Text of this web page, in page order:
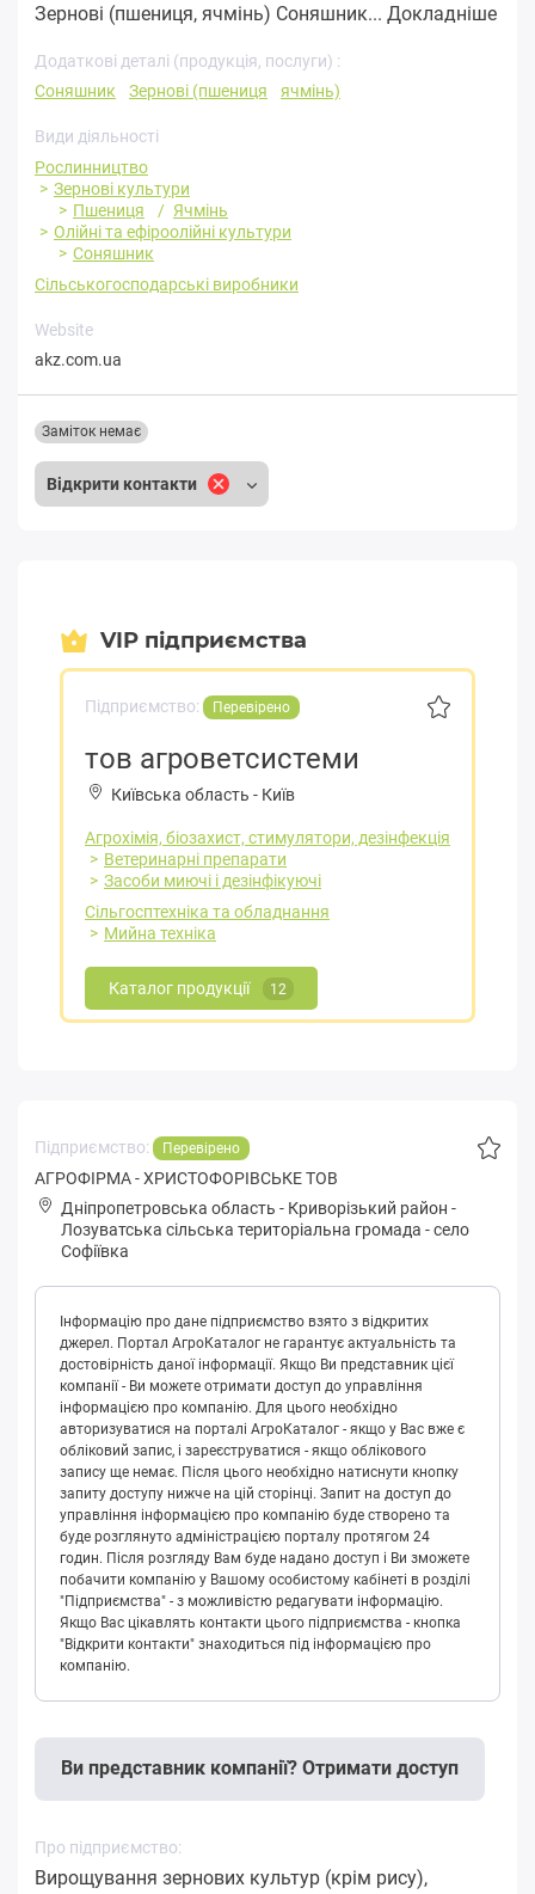
Зернові (пшениця, ячмінь) Соняшник... Докладніше
Додаткові деталі (продукція, послуги) :
Соняшник
Зернові (пшениця ячмінь)
Види діяльності
Рослинництво
Зернові культури
Пшениця
Ячмінь
Олійні та ефіроолійні культури
Соняшник
Сільськогосподарські виробники
Website
akz.com.ua
Відкрити контакти
Заміток немає
VIP підприємства
Підприємство: Перевірено
тов агроветсистеми
Київська область - Київ
Агрохімія, біозахист, стимулятори, дезінфекція
Ветеринарні препарати
Засоби миючі і дезінфікуючі
Сільгосптехніка та обладнання
Мийна техніка
Каталог продукції 12
Підприємство: Перевірено
АГРОФІРМА - ХРИСТОФОРІВСЬКЕ ТОВ
Дніпропетровська область - Криворізький район -
Лoзувaтськa сільська територіальна громада -село
Софіївка
Інформацію про дане підприємство взято з відкритих
джерел. Портал АгроКаталог не гарантує актуальність та
достовірність даної інформації. Якщо Ви представник цієї
компанії - Ви можете отримати доступ до управління
інформацією про компанію. Для цього необхідно
авторизуватися на порталі АгроКаталог - якщо у Вас вже є
обліковий запис, і зареєструватися - якщо облікового
запису ще немає. Після цього необхідно натиснути кнопку
запиту доступу нижче на цій сторінці. Запит на доступ до
управління інформацією про компанію буде створено та
буде розглянуто адміністрацією порталу протягом 24
годин. Після розгляду Вам буде надано доступ і Ви зможете
побачити компанію у Вашому особистому кабінеті в розділі
"Підприємства" - з можливістю редагувати інформацію.
Якщо Вас цікавлять контакти цього підприємства - кнопка
"Відкрити контакти" знаходиться під інформацією про
компанію.
Ви представник компанії? Отримати доступ
Про підприємство:
Вирощування зернових культур (крім рису),